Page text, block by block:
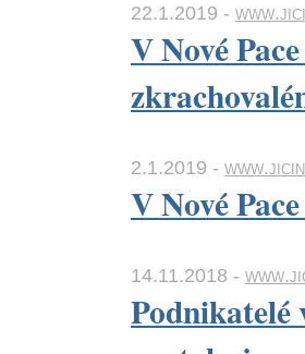
22.1.2019 -
V Nové
2.1.2019 -
V Nové
14.11.2018 -
Podnikatelé